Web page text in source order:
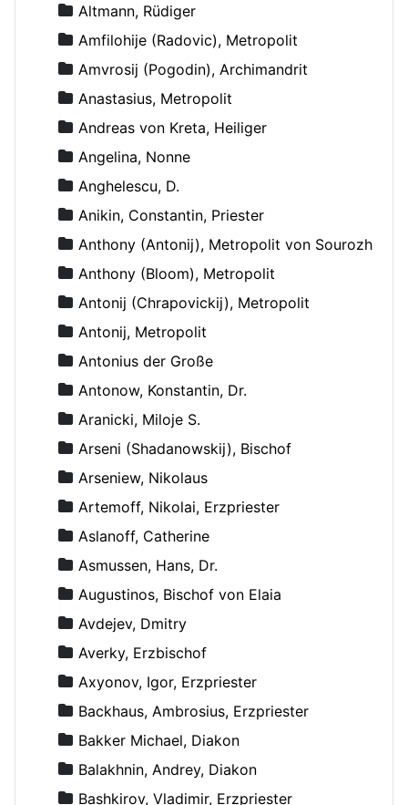
Altmann, Rüdiger
Amfilohije (Radovic), Metropolit
Amvrosij (Pogodin), Archimandrit
Anastasius, Metropolit
Andreas von Kreta, Heiliger
Angelina, Nonne
Anghelescu, D.
Anikin, Constantin, Priester
Anthony (Antonij), Metropolit von Sourozh
Anthony (Bloom), Metropolit
Antonij (Chrapovickij), Metropolit
Antonij, Metropolit
Antonius der Große
Antonow, Konstantin, Dr.
Aranicki, Miloje S.
Arseni (Shadanowskij), Bischof
Arseniew, Nikolaus
Artemoff, Nikolai, Erzpriester
Aslanoff, Catherine
Asmussen, Hans, Dr.
Augustinos, Bischof von Elaia
Avdejev, Dmitry
Averky, Erzbischof
Axyonov, Igor, Erzpriester
Backhaus, Ambrosius, Erzpriester
Bakker Michael, Diakon
Balakhnin, Andrey, Diakon
Bashkirov, Vladimir, Erzpriester